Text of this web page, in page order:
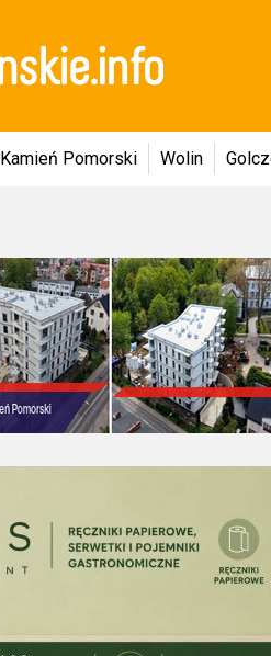
Kamień Pomorski Wolin